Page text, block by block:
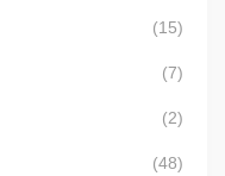
(15)
(7)
(2)
(48)